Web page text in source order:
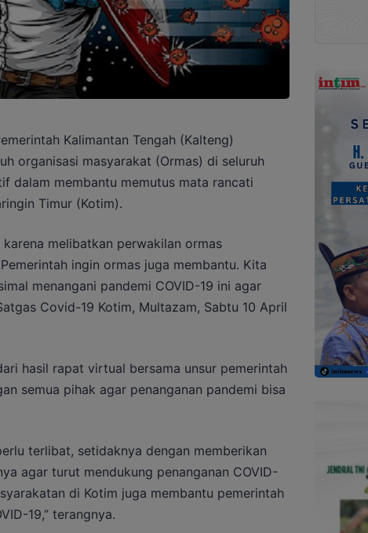
Kalimantan Tengah (Kalteng)
organisasi masyarakat (Ormas) di seluruh
dalam membantu memutus mata rancati
Timur (Kotim).
melibatkan perwakilan ormas
ingin ormas juga membantu. Kita
menangani pandemi COVID-19 ini agar
Covid-19 Kotim, Multazam, Sabtu 10 April
hasil rapat virtual bersama unsur pemerintah
semua pihak agar penanganan pandemi bisa
terlibat, setidaknya dengan memberikan
agar turut mendukung penanganan COVID-
di Kotim juga membantu pemerintah
19,” terangnya.